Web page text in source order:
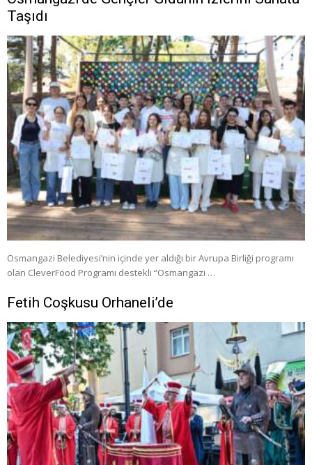
Taşıdı
Osmangazi Belediyesi’nin içinde yer aldığı bir Avrupa Birliği programı
olan CleverFood Programı destekli “Osmangazi …
Fetih Coşkusu Orhaneli’de